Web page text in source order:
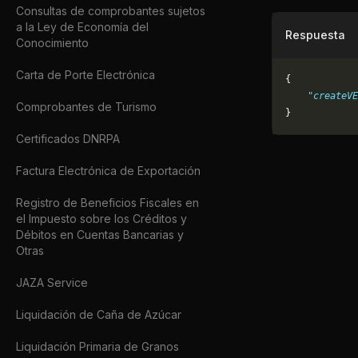
Consultas de comprobantes sujetos
a la Ley de Economía del
Conocimiento
Carta de Porte Electrónica
Comprobantes de Turismo
Certificados DNRPA
Factura Electrónica de Exportación
Registro de Beneficios Fiscales en
el Impuesto sobre los Créditos y
Débitos en Cuentas Bancarias y
Otras
JAZA Service
Liquidación de Caña de Azúcar
Liquidación Primaria de Granos
Respuesta
{
}